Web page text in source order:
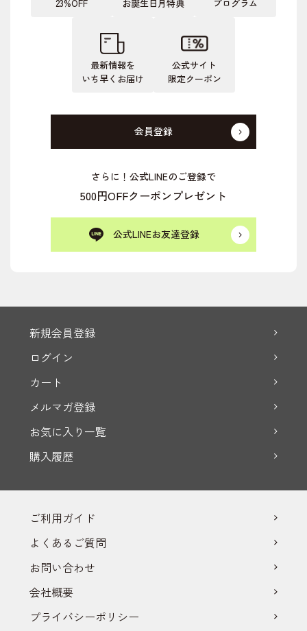
23%OFF
お誕生日月特典
プログラム
最新情報を
いち早くお届け
公式サイト
限定クーポン
会員登録
さらに！公式LINEのご登録で
500円OFFクーポンプレゼント
公式LINEお友達登録
新規会員登録
ログイン
カート
メルマガ登録
お気に入り一覧
購入履歴
ご利用ガイド
よくあるご質問
お問い合わせ
会社概要
プライバシーポリシー